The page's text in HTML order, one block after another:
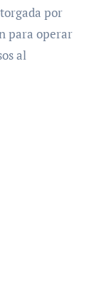
por
para operar
al